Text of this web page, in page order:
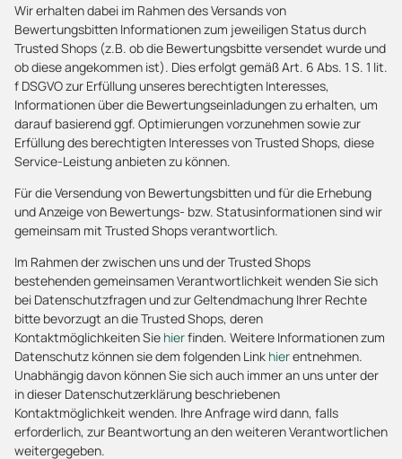
Wir erhalten dabei im Rahmen des Versands von
Bewertungsbitten Informationen zum jeweiligen Status durch
Trusted Shops (z.B. ob die Bewertungsbitte versendet wurde und
ob diese angekommen ist). Dies erfolgt gemäß Art. 6 Abs. 1 S. 1 lit.
f DSGVO zur Erfüllung unseres berechtigten Interesses,
Informationen über die Bewertungseinladungen zu erhalten, um
darauf basierend ggf. Optimierungen vorzunehmen sowie zur
Erfüllung des berechtigten Interesses von Trusted Shops, diese
Service-Leistung anbieten zu können.
Für die Versendung von Bewertungsbitten und für die Erhebung
und Anzeige von Bewertungs- bzw. Statusinformationen sind wir
gemeinsam mit Trusted Shops verantwortlich.
Im Rahmen der zwischen uns und der Trusted Shops
bestehenden gemeinsamen Verantwortlichkeit wenden Sie sich
bei Datenschutzfragen und zur Geltendmachung Ihrer Rechte
bitte bevorzugt an die Trusted Shops, deren
Kontaktmöglichkeiten Sie hierfinden. Weitere Informationen zum
Datenschutz können sie dem folgenden Link hierentnehmen.
Unabhängig davon können Sie sich auch immer an uns unter der
in dieser Datenschutzerklärung beschriebenen
Kontaktmöglichkeit wenden. Ihre Anfrage wird dann, falls
erforderlich, zur Beantwortung an den weiteren Verantwortlichen
weitergegeben.